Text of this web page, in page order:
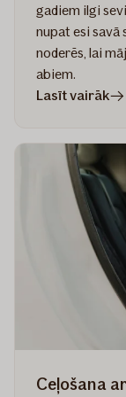
gadiem ilgi
nupat esi savā
noderēs, lai
abiem.
Lasīt vairāk
kā
par
Ceļošana